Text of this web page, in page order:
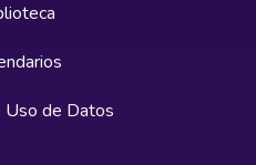
Uso de Datos